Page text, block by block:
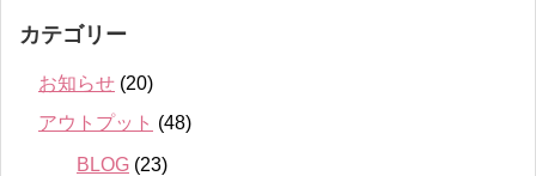
カテゴリー
お知らせ (20)
アウトプット (48)
BLOG (23)